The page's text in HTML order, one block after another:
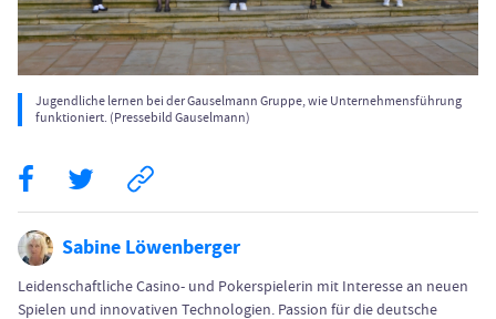
Jugendliche lernen bei der Gauselmann Gruppe, wie Unternehmensführung
funktioniert. (Pressebild Gauselmann)
Sabine Löwenberger
Leidenschaftliche Casino- und Pokerspielerin mit Interesse an neuen
Spielen und innovativen Technologien. Passion für die deutsche